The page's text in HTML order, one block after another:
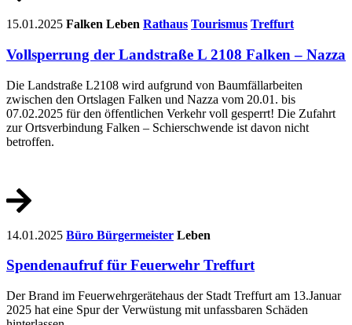
15.01.2025 Falken Leben Rathaus Tourismus Treffurt
Vollsperrung der Landstraße L 2108 Falken – Nazza
Die Landstraße L2108 wird aufgrund von Baumfällarbeiten
zwischen den Ortslagen Falken und Nazza vom 20.01. bis
07.02.2025 für den öffentlichen Verkehr voll gesperrt! Die Zufahrt
zur Ortsverbindung Falken – Schierschwende ist davon nicht
betroffen.
14.01.2025 Büro Bürgermeister Leben
Spendenaufruf für Feuerwehr Treffurt
Der Brand im Feuerwehrgerätehaus der Stadt Treffurt am 13.Januar
2025 hat eine Spur der Verwüstung mit unfassbaren Schäden